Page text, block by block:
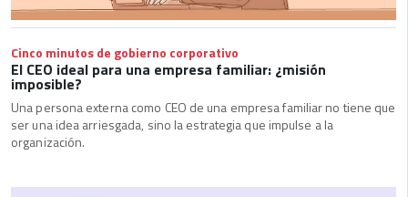
Cinco minutos de gobierno corporativo
El CEO ideal para una empresa familiar: ¿misión
imposible?
Una persona externa como CEO de una empresa familiar no tiene que
ser una idea arriesgada, sino la estrategia que impulse a la
organización.